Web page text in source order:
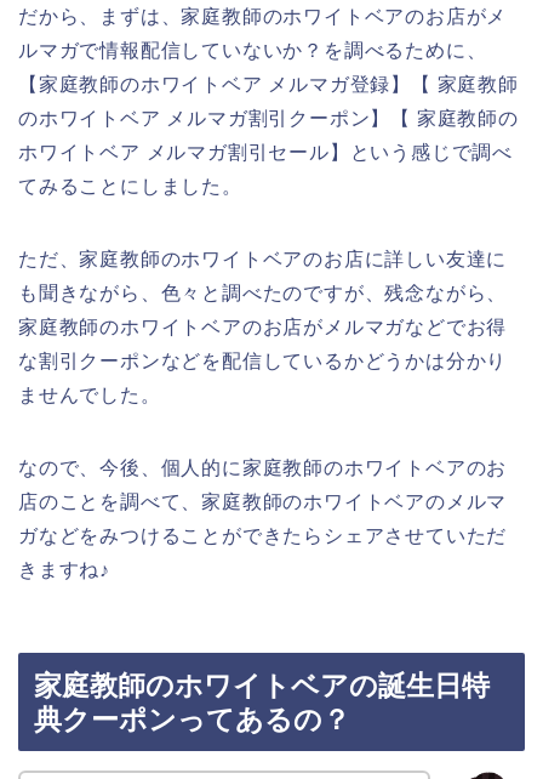
だから、まずは、家庭教師のホワイトベアのお店がメ
ルマガで情報配信していないか？を調べるために、
【家庭教師のホワイトベア メルマガ登録】【 家庭教師
のホワイトベア メルマガ割引クーポン】【 家庭教師の
ホワイトベア メルマガ割引セール】という感じで調べ
てみることにしました。
ただ、家庭教師のホワイトベアのお店に詳しい友達に
も聞きながら、色々と調べたのですが、残念ながら、
家庭教師のホワイトベアのお店がメルマガなどでお得
な割引クーポンなどを配信しているかどうかは分かり
ませんでした。
なので、今後、個人的に家庭教師のホワイトベアのお
店のことを調べて、家庭教師のホワイトベアのメルマ
ガなどをみつけることができたらシェアさせていただ
きますね♪
家庭教師のホワイトベアの誕生日特
典クーポンってあるの？